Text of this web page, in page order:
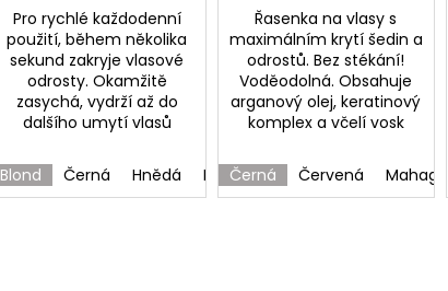
Pro rychlé každodenní
použití, během několika
sekund zakryje vlasové
odrosty. Okamžitě
zasychá, vydrží až do
dalšího umytí vlasů
Blond Černá Hnědá Hnědá světá Blond tmavá
Řasenka na vlasy s
maximálním krytí šedin a
odrostů. Bez stékání!
Voděodolná. Obsahuje
arganový olej, keratinový
komplex a včelí vosk
Černá Červená Mahagon